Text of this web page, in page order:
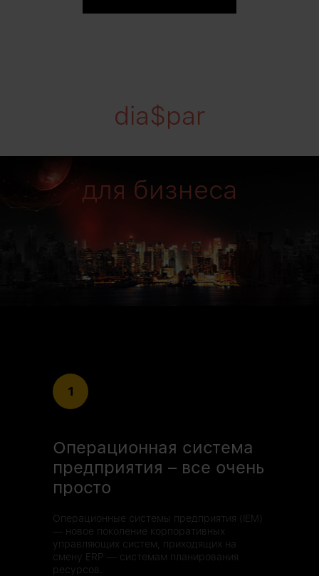
dia$par
для бизнеса
1
Операционная система
предприятия – все очень
просто
Операционные системы предприятия (IEM)
— новое поколение корпоративных
управляющих систем, приходящих на
смену ERP — системам планирования
ресурсов.